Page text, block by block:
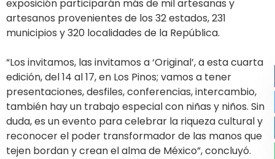
exposición participarán más de mil artesanas y
artesanos provenientes de los 32 estados, 231
municipios y 320 localidades de la República.
“Los invitamos, las invitamos a ‘Original’, a esta cuarta
edición, del 14 al 17, en Los Pinos; vamos a tener
presentaciones, desfiles, conferencias, intercambio,
también hay un trabajo especial con niñas y niños. Sin
duda, es un evento para celebrar la riqueza cultural y
reconocer el poder transformador de las manos que
tejen bordan y crean el alma de México”, concluyó.